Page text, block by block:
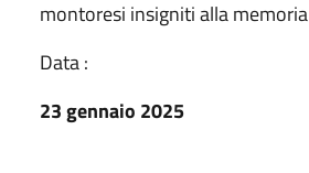
montoresi insigniti alla memoria
Data :
23 gennaio 2025